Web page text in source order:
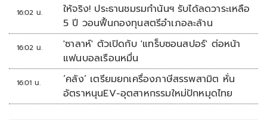
16:02 น.
ให้จริง! ประธานชมรมกำนันฯ รับได้ลดวาระเหลือ
5 ปี วอนฟื้นกองทุนสตรีอำเภอละล้าน
16:02 น.
'ซาลาห์' ตัวเปิดกับ 'แทร็บซอนสปอร์' ต่อหน้า
แฟนบอลเรือนหมื่น
16:01 น.
‘คลัง’ เตรียมยกเครื่องภาษีสรรพสามิต หั่น
อัตราหนุนEV-อุตสาหกรรมใหม่ปักหมุดไทย